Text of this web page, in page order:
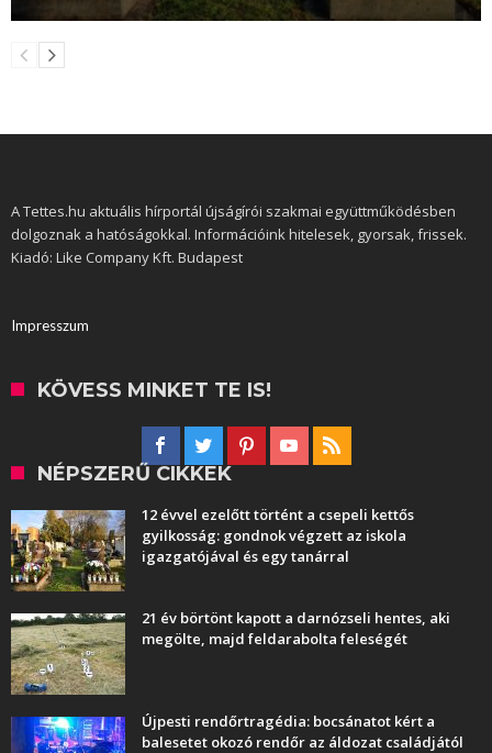
A Tettes.hu aktuális hírportál újságírói szakmai együttműködésben
dolgoznak a hatóságokkal. Információink hitelesek, gyorsak, frissek.
Kiadó: Like Company Kft. Budapest
Impresszum
KÖVESS MINKET TE IS!
NÉPSZERŰ CIKKEK
12 évvel ezelőtt történt a csepeli kettős
gyilkosság: gondnok végzett az iskola
igazgatójával és egy tanárral
21 év börtönt kapott a darnózseli hentes, aki
megölte, majd feldarabolta feleségét
Újpesti rendőrtragédia: bocsánatot kért a
balesetet okozó rendőr az áldozat családjától